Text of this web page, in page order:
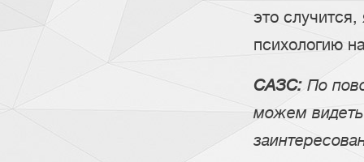
это
психологию
САЗС: По
можем